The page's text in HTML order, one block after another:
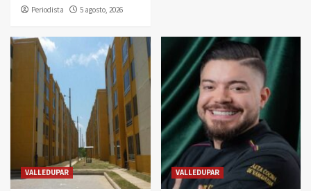
Periodista 5 agosto, 2026
VALLEDUPAR VALLEDUPAR